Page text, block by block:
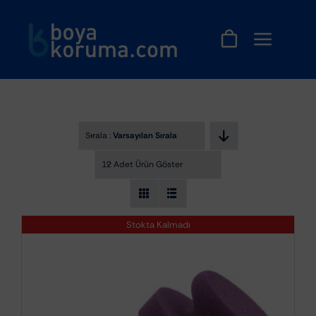
Sırala :Varsayılan Sıralama
12 Adet Ürün Göster
Stokta Kalmadı